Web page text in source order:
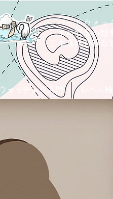
「バードウォッ
日本の野鳥の観
日本鳥類目録
ォッチング入門